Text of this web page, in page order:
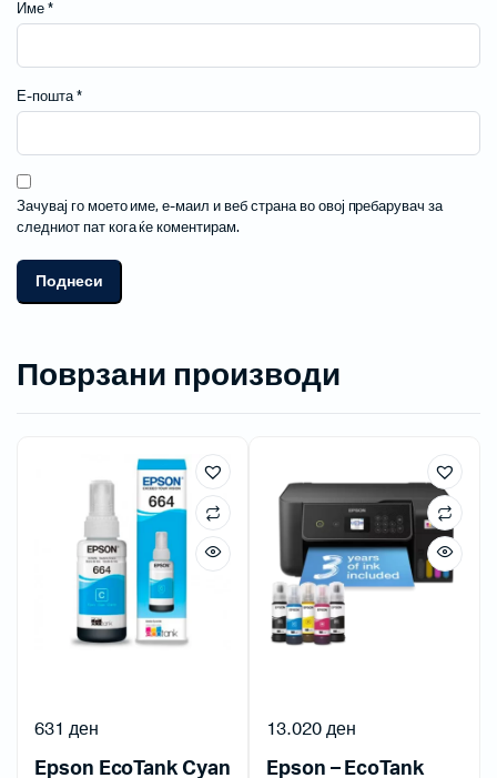
Име *
Е-пошта*
Зачувај го моето име, е-маил и веб страна во овој пребарувач за
следниот пат кога ќе коментирам.
Поврзани производи
Epson EcoTank Cyan
631 ден
Epson – EcoTank
13.020ден